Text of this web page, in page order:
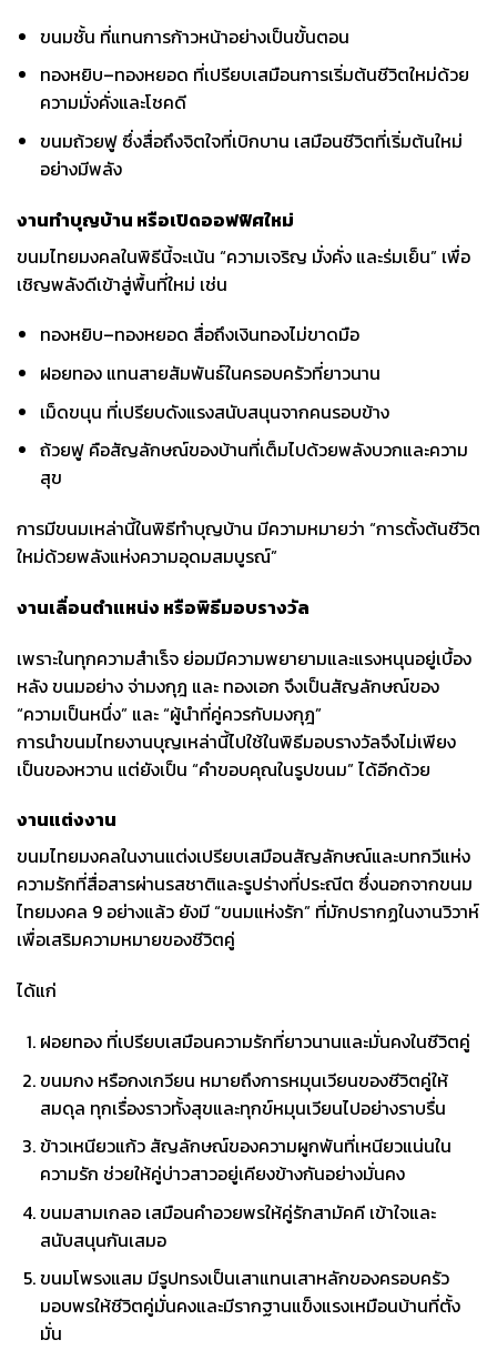
ขนมชั้น ที่แทนการก้าวหน้าอย่างเป็นขั้นตอน
ทองหยิบ–ทองหยอด ที่เปรียบเสมือนการเริ่มต้นชีวิตใหม่ด้วย
ความมั่งคั่งและโชคดี
ขนมถ้วยฟู ซึ่งสื่อถึงจิตใจที่เบิกบาน เสมือนชีวิตที่เริ่มต้นใหม่
อย่างมีพลัง
งานทำบุญบ้าน หรือเปิดออฟฟิศใหม่
ขนมไทยมงคลในพิธีนี้จะเน้น “ความเจริญ มั่งคั่ง และร่มเย็น” เพื่อ
เชิญพลังดีเข้าสู่พื้นที่ใหม่ เช่น
ทองหยิบ–ทองหยอด สื่อถึงเงินทองไม่ขาดมือ
ฝอยทอง แทนสายสัมพันธ์ในครอบครัวที่ยาวนาน
เม็ดขนุน ที่เปรียบดังแรงสนับสนุนจากคนรอบข้าง
ถ้วยฟู คือสัญลักษณ์ของบ้านที่เต็มไปด้วยพลังบวกและความ
สุข
การมีขนมเหล่านี้ในพิธีทำบุญบ้าน มีความหมายว่า “การตั้งต้นชีวิต
ใหม่ด้วยพลังแห่งความอุดมสมบูรณ์”
งานเลื่อนตำแหน่ง หรือพิธีมอบรางวัล
เพราะในทุกความสำเร็จ ย่อมมีความพยายามและแรงหนุนอยู่เบื้อง
หลัง ขนมอย่าง จ่ามงกุฎ และ ทองเอก จึงเป็นสัญลักษณ์ของ
“ความเป็นหนึ่ง” และ “ผู้นำที่คู่ควรกับมงกุฎ”
การนำขนมไทยงานบุญเหล่านี้ไปใช้ในพิธีมอบรางวัลจึงไม่เพียง
เป็นของหวาน แต่ยังเป็น “คำขอบคุณในรูปขนม” ได้อีกด้วย
งานแต่งงาน
ขนมไทยมงคลในงานแต่งเปรียบเสมือนสัญลักษณ์และบทกวีแห่ง
ความรักที่สื่อสารผ่านรสชาติและรูปร่างที่ประณีต ซึ่งนอกจากขนม
ไทยมงคล 9 อย่างแล้ว ยังมี “ขนมแห่งรัก” ที่มักปรากฏในงานวิวาห์
เพื่อเสริมความหมายของชีวิตคู่
ได้แก่
ฝอยทอง ที่เปรียบเสมือนความรักที่ยาวนานและมั่นคงในชีวิตคู่
ขนมกง หรือกงเกวียน หมายถึงการหมุนเวียนของชีวิตคู่ให้
สมดุล ทุกเรื่องราวทั้งสุขและทุกข์หมุนเวียนไปอย่างราบรื่น
ข้าวเหนียวแก้ว สัญลักษณ์ของความผูกพันที่เหนียวแน่นใน
ความรัก ช่วยให้คู่บ่าวสาวอยู่เคียงข้างกันอย่างมั่นคง
ขนมสามเกลอ เสมือนคำอวยพรให้คู่รักสามัคคี เข้าใจและ
สนับสนุนกันเสมอ
ขนมโพรงแสม มีรูปทรงเป็นเสาแทนเสาหลักของครอบครัว
มอบพรให้ชีวิตคู่มั่นคงและมีรากฐานแข็งแรงเหมือนบ้านที่ตั้ง
มั่น